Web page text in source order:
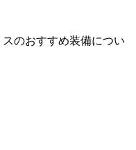
のおすすめ装備につい